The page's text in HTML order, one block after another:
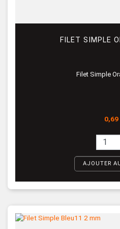
FILET SIMPLE
Filet Simple
Prix
0,69
AJOUTER